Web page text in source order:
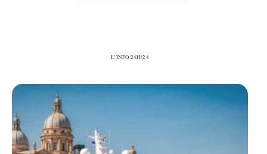
L'INFO 24H/24